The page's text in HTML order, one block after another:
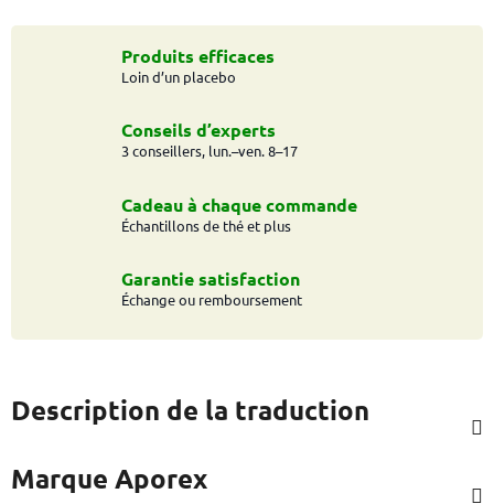
Produits efficaces
Loin d’un placebo
Conseils d’experts
3 conseillers, lun.–ven. 8–17
Cadeau à chaque commande
Échantillons de thé et plus
Garantie satisfaction
Échange ou remboursement
Description de la traduction
Marque Aporex